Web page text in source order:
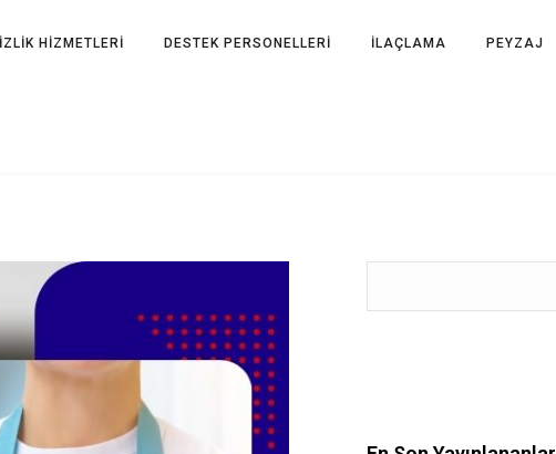
HİZMETLERİ DESTEK PERSONELLERİ İLAÇLAMA PEYZAJ